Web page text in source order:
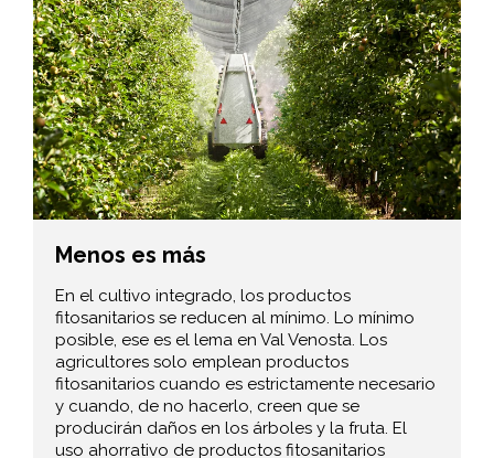
Menos es más
En el cultivo integrado, los productos
fitosanitarios se reducen al mínimo. Lo mínimo
posible, ese es el lema en Val Venosta. Los
agricultores solo emplean productos
fitosanitarios cuando es estrictamente necesario
y cuando, de no hacerlo, creen que se
producirán daños en los árboles y la fruta. El
uso ahorrativo de productos fitosanitarios